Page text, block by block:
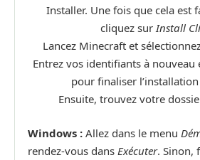
Installer. Une fois que cela est
cliquez sur Install
Lancez Minecraft et
Entrez vos identifiants à nouveau
pour finaliser
Ensuite, trouvez votre
Windows : Allez dans le menu
rendez-vous dans Exécuter. Sinon,